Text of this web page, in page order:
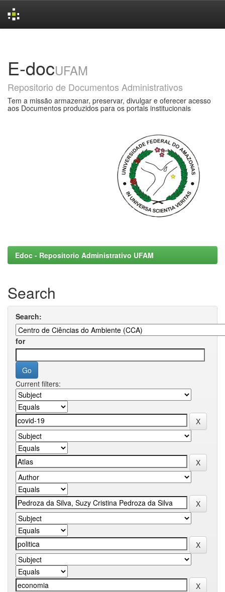
E-docUFAM
Repositorio de Documentos Administrativos
Tem a missão armazenar, preservar, divulgar e oferecer acesso
aos Documentos produzidos para os portais institucionais
Edoc - Repositorio Administrativo UFAM
Search
Search:
for
Current filters: